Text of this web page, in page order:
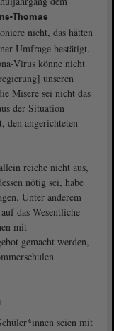
Thomas
nicht, das hätten
Umfrage bestätigt.
Virus könne nicht
unseren
Misere sei nicht das
der Situation
den angerichteten
reiche nicht aus,
nötig sei, habe
Unter anderem
das Wesentliche
mit
gemacht werden,
seien mit